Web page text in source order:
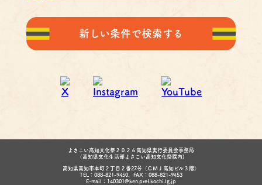
新しい条件で検索する
よさこい高知文化祭２０２６高知県実行委員会事務局
（高知県文化生活部よさこい高知文化祭課内)
高知県高知市本町２丁目２番27号（ＣＭＪ高知ビル３階）
TEL：088-821-9450、FAX：088-821-9453
E-mail：140301@ken.pref.kochi.lg.jp